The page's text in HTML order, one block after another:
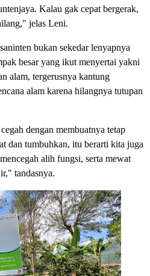
Kalau gak cepat bergerak,
jelas Leni.
bukan sekedar lenyapnya
besar yang ikut menyertai yakni
alam, tergerusnya kantung
alam karena hilangnya tutupan
dengan membuatnya tetap
dan tumbuhkan, itu berarti kita juga
alih fungsi, serta mewat
tandasnya.